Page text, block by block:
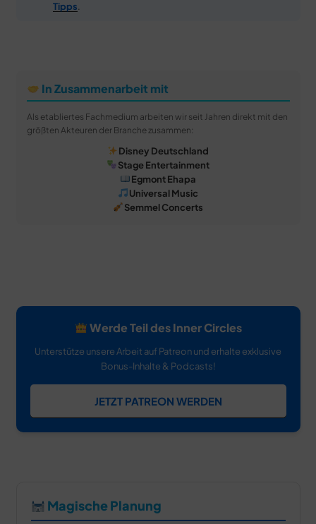
Tipps
In Zusammenarbeit mit
Als etabliertes Fachmedium arbeiten wir seit Jahren direkt mit den
größten Akteuren der Branche zusammen:
Disney Deutschland
Stage Entertainment
Egmont Ehapa
Universal Music
Semmel Concerts
Werde Teil des Inner Circles
Unterstütze unsere Arbeit auf Patreon und erhalte exklusive
Bonus-Inhalte & Podcasts!
JETZT PATREON WERDEN
Magische Planung